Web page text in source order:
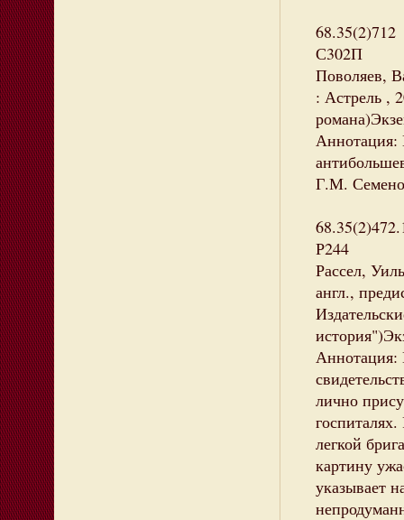
68.35(2)712
С302П
Поволяев,
: Астрель ,
Аннотация:
Г.М.
Р244
Рассел,
англ.,
Аннотация:
лично
госпиталях.
легкой
картину
указывает